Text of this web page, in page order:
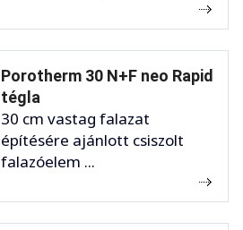
Porotherm 30 N+F neo Rapid
tégla
30 cm vastag falazat
építésére ajánlott csiszolt
falazóelem ...